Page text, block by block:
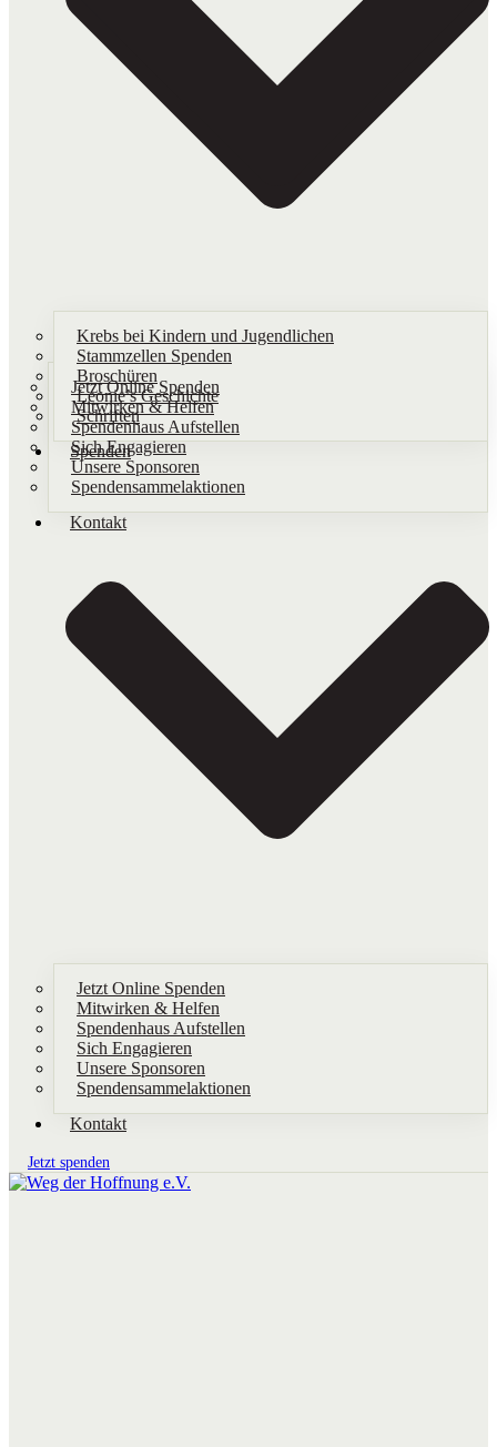
Jetzt Online Spenden
Mitwirken & Helfen
Spendenhaus Aufstellen
Sich Engagieren
Unsere Sponsoren
Spendensammelaktionen
Kontakt
Krebs bei Kindern und Jugendlichen
Stammzellen Spenden
Broschüren
Leonie’s Geschichte
Schriften​
Spenden
Jetzt Online Spenden
Mitwirken & Helfen
Spendenhaus Aufstellen
Sich Engagieren
Unsere Sponsoren
Spendensammelaktionen
Kontakt
Jetzt spenden